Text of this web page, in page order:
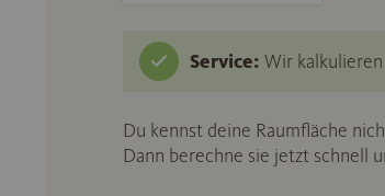
Service: Wir
Du kennst deine Raumfläche
Dann berechne sie jetzt schnell